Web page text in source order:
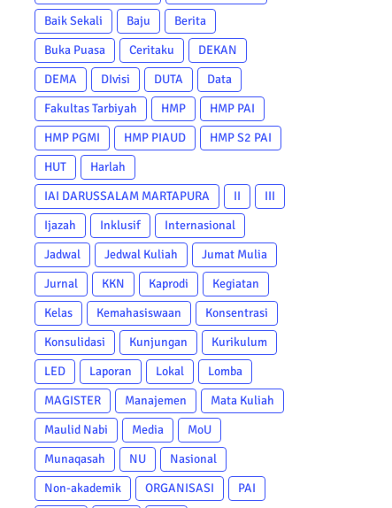
Baik Sekali
Baju
Berita
Buka Puasa
Ceritaku
DEKAN
DEMA
DIvisi DUTA
Data
Fakultas Tarbiyah
HMP
HMP PAI
HMP PGMI
HMP PIAUD
HMP S2 PAI
HUT
Harlah
IAI DARUSSALAM MARTAPURA
II
III
Ijazah
Inklusif
Internasional
Jadwal
Jedwal Kuliah
Jumat Mulia
Jurnal
KKN Kaprodi
Kegiatan
Kelas
Kemahasiswaan
Konsentrasi
Konsulidasi
Kunjungan
Kurikulum
LED
Laporan Lokal
Lomba
MAGISTER
Manajemen
Mata Kuliah
Maulid Nabi
Media
MoU
Munaqasah
NU
Nasional
Non-akademik
ORGANISASI
PAI